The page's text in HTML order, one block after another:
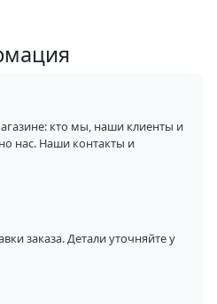
кто мы, наши клиенты и
нас. Наши контакты и
заказа. Детали уточняйте у